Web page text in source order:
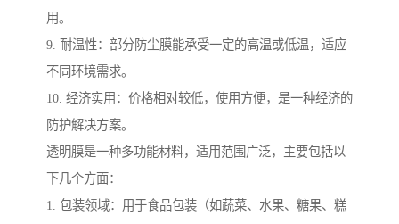
用。
9. 耐温性：部分防尘膜能承受一定的高温或低温，适应
不同环境需求。
10. 经济实用：价格相对较低，使用方便，是一种经济的
防护解决方案。
透明膜是一种多功能材料，适用范围广泛，主要包括以
下几个方面：
1. 包装领域：用于食品包装（如蔬菜、水果、糖果、糕